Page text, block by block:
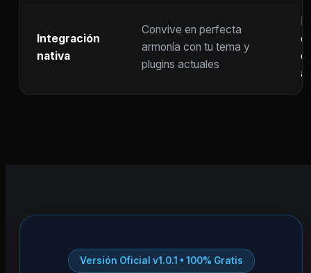
Integración
nativa
Convive en perfecta
armonía con tu tema y
plugins actuales
Versión Oficial v1.0.1 • 100% Gratis